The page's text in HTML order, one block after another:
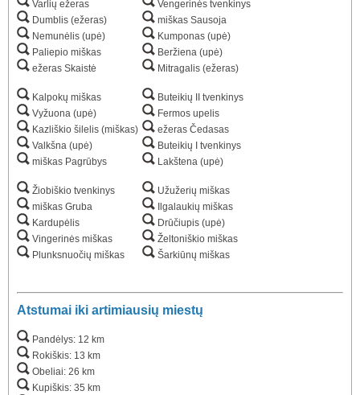
Varlių ežeras
Dumblis (ežeras)
Nemunėlis (upė)
Paliepio miškas
ežeras Skaistė
Kalpokų miškas
Vyžuona (upė)
Kazliškio šilelis (miškas)
Valkšna (upė)
miškas Pagrūbys
Žiobiškio tvenkinys
miškas Gruba
Kardupėlis
Vingerinės miškas
Plunksnuočių miškas
Vengerinės tvenkinys
miškas Sausoja
Kumponas (upė)
Beržiena (upė)
Mitragalis (ežeras)
Buteikių II tvenkinys
Fermos upelis
ežeras Čedasas
Buteikių I tvenkinys
Lakštena (upė)
Užužerių miškas
Ilgalaukių miškas
Drūčiupis (upė)
Želtoniškio miškas
Šarkiūnų miškas
Atstumai iki artimiausių miestų
Pandėlys: 12 km
Rokiškis: 13 km
Obeliai: 26 km
Kupiškis: 35 km